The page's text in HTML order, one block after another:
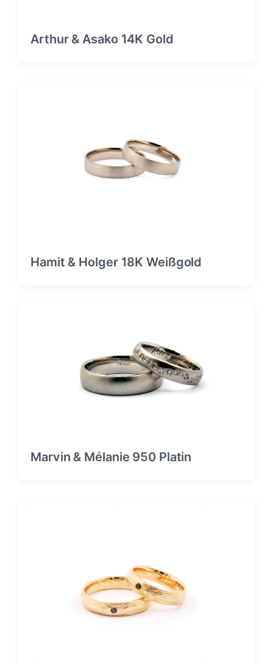
Arthur & Asako 14K Gold
Hamit & Holger 18K Weißgold
Marvin & Mélanie 950 Platin